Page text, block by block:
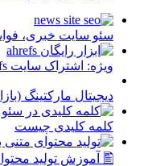
سئو سایت خبری،
ویژه: اشتراک سایت ahrefs رایگان شد
دیجیتال مارکتینگ
کلمه کلیدی چیست
🖺 آموزش تولید محتوا